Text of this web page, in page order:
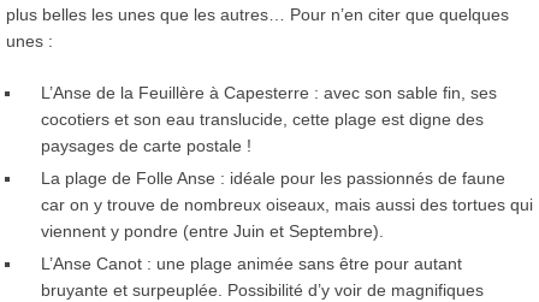
plus belles les unes que les autres… Pour n’en citer que quelques
unes :
L’Anse de la Feuillère à Capesterre : avec son sable fin, ses
cocotiers et son eau translucide, cette plage est digne des
paysages de carte postale !
La plage de Folle Anse : idéale pour les passionnés de faune
car on y trouve de nombreux oiseaux, mais aussi des tortues qui
viennent y pondre (entre Juin et Septembre).
L’Anse Canot : une plage animée sans être pour autant
bruyante et surpeuplée. Possibilité d’y voir de magnifiques